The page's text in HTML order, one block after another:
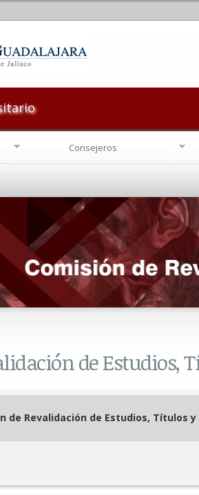
Consejeros
de Estudios,
de Revalidación de Estudios, Títulos y